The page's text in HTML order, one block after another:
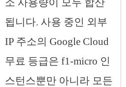
됩니다. 사용 중인 외부
IP 주소의 Google Cloud
무료 등급은 f1-micro 인
스턴스뿐만 아니라 모든